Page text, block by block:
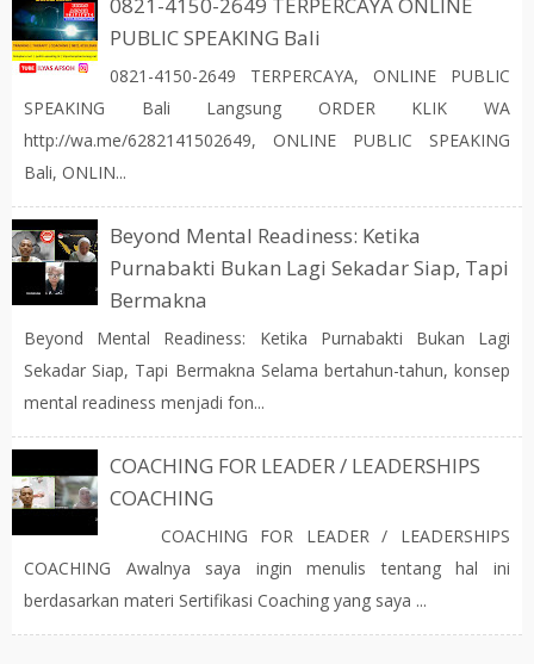
PUBLIC SPEAKING Bali
0821-4150-2649 TERPERCAYA, ONLINE PUBLIC
SPEAKING Bali Langsung ORDER KLIK WA
http://wa.me/6282141502649, ONLINE PUBLIC SPEAKING
Bali, ONLIN...
Beyond Mental Readiness: Ketika
Purnabakti Bukan Lagi Sekadar Siap, Tapi
Bermakna
Beyond Mental Readiness: Ketika Purnabakti Bukan Lagi
Sekadar Siap, Tapi Bermakna Selama bertahun-tahun, konsep
mental readiness menjadi fon...
COACHING FOR LEADER / LEADERSHIPS
COACHING
COACHING FOR LEADER / LEADERSHIPS
COACHING Awalnya saya ingin menulis tentang hal ini
berdasarkan materi Sertifikasi Coaching yang saya ...